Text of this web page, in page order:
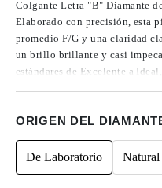
Colgante Letra "B" Diamante
Elaborado con precisión, esta
promedio F/G y una claridad
un brillo brillante y casi
estándares de Excelente a
piedras laterales son de forma
atemporal, con un peso total de
ORIGEN DEL
De Laboratorio Natural